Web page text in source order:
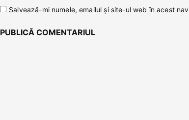
Salvează-mi numele, emailul și site-ul web în acest